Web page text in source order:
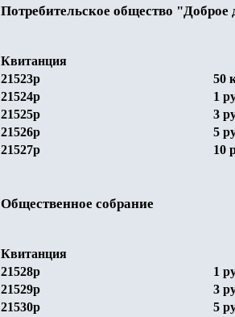
Потребительское общество "Доброе
Квитанция
21523р
50
21524р
1
21525р
3
21526р
5
21527р
10
Общественное собрание
Квитанция
21528р
1
21529р
3
21530р
5